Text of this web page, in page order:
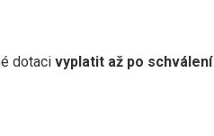
dotacivyplatit až po schválení